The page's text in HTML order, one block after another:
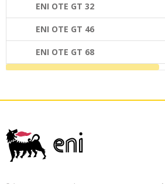
ENI OTE GT 32
ENI OTE GT 46
ENI OTE GT 68